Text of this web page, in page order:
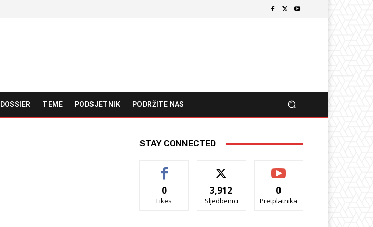
DOSSIER TEME PODSJETNIK PODRŽITE NAS
STAY CONNECTED
0
Likes
3,912
Sljedbenici
0
Pretplatnika